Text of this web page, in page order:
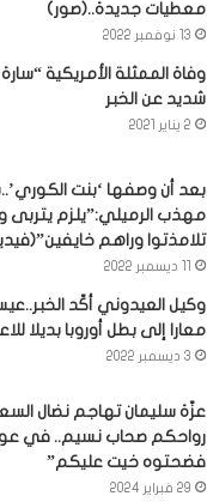
معطيات جديدة..(صور)
13 نوفمبر 2022
وفاة الممثلة الأمريكية
شديد عن الخبر
2 يناير 2021
بعد أن وصفها ‘بنت
مهذب الرميلي:”يلزم يتربى
تلامذتوا وراهم
وكيل العيدوني أكّد
معارا إلى بطل أوروبا بديلا
3 ديسمبر 2022
عزّة سليمان تهاجم نضال
رواحكم صحاب نسيم.. في
فضحتوه خيت عليكم”
29 فبراير 2024